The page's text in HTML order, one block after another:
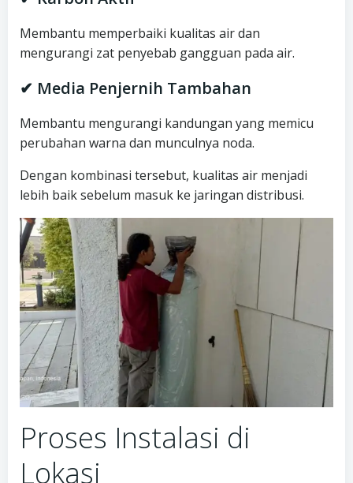
Membantu memperbaiki kualitas air dan
mengurangi zat penyebab gangguan pada air.
✔ Media Penjernih Tambahan
Membantu mengurangi kandungan yang memicu
perubahan warna dan munculnya noda.
Dengan kombinasi tersebut, kualitas air menjadi
lebih baik sebelum masuk ke jaringan distribusi.
Proses Instalasi di
Lokasi